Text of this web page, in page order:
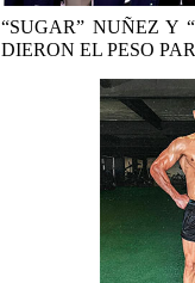
“SUGAR” NUÑEZ Y
DIERON EL PESO